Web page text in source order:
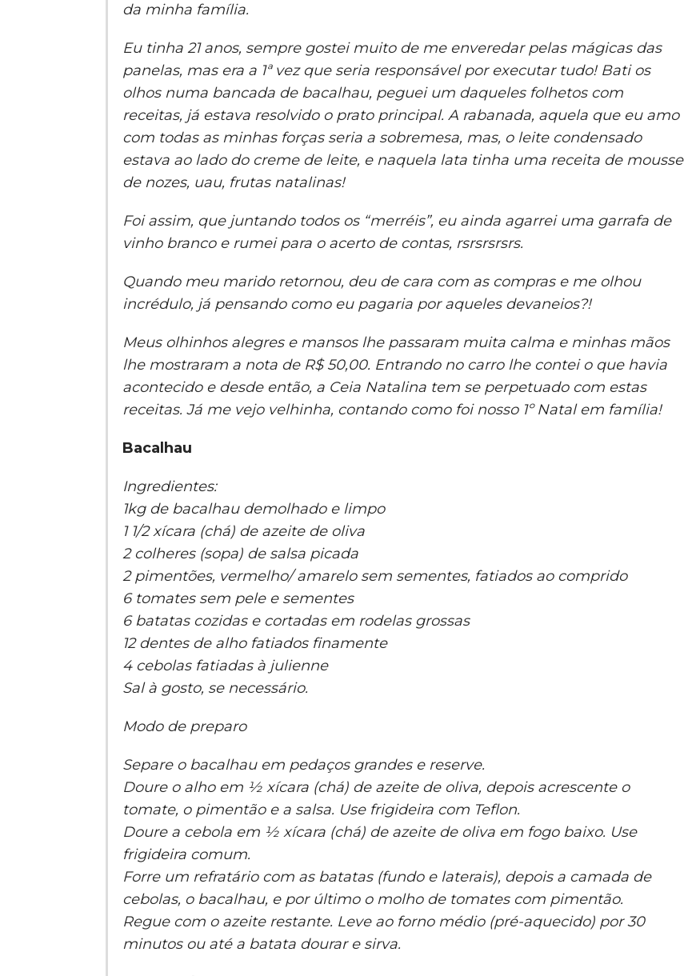
da minha família.
Eu tinha 21 anos, sempre gostei muito de me enveredar pelas mágicas das
panelas, mas era a 1ª vez que seria responsável por executar tudo! Bati os
olhos numa bancada de bacalhau, peguei um daqueles folhetos com
receitas, já estava resolvido o prato principal. A rabanada, aquela que eu amo
com todas as minhas forças seria a sobremesa, mas, o leite condensado
estava ao lado do creme de leite, e naquela lata tinha uma receita de mousse
de nozes, uau, frutas natalinas!
Foi assim, que juntando todos os “merréis”, eu ainda agarrei uma garrafa de
vinho branco e rumei para o acerto de contas, rsrsrsrsrs.
Quando meu marido retornou, deu de cara com as compras e me olhou
incrédulo, já pensando como eu pagaria por aqueles devaneios?!
Meus olhinhos alegres e mansos lhe passaram muita calma e minhas mãos
lhe mostraram a nota de R$ 50,00. Entrando no carro lhe contei o que havia
acontecido e desde então, a Ceia Natalina tem se perpetuado com estas
receitas. Já me vejo velhinha, contando como foi nosso 1º Natal em família!
Bacalhau
Ingredientes:
1kg de bacalhau demolhado e limpo
1 1/2 xícara (chá) de azeite de oliva
2 colheres (sopa) de salsa picada
2 pimentões, vermelho/ amarelo sem sementes, fatiados ao comprido
6 tomates sem pele e sementes
6 batatas cozidas e cortadas em rodelas grossas
12 dentes de alho fatiados finamente
4 cebolas fatiadas à julienne
Sal à gosto, se necessário.
Modo de preparo
Separe o bacalhau em pedaços grandes e reserve.
Doure o alho em ½ xícara (chá) de azeite de oliva, depois acrescente o
tomate, o pimentão e a salsa. Use frigideira com Teflon.
Doure a cebola em ½ xícara (chá) de azeite de oliva em fogo baixo. Use
frigideira comum.
Forre um refratário com as batatas (fundo e laterais), depois a camada de
cebolas, o bacalhau, e por último o molho de tomates com pimentão.
Regue com o azeite restante. Leve ao forno médio (pré-aquecido) por 30
minutos ou até a batata dourar e sirva.